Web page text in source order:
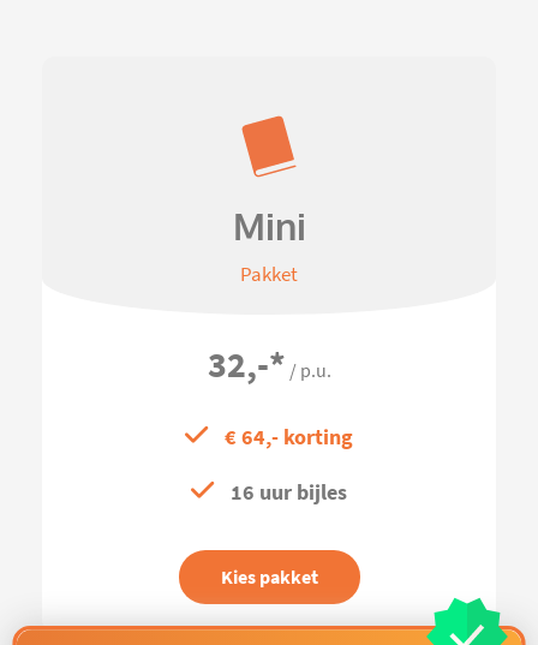
Mini
Pakket
32,-* / p.u.
€ 64,- korting
16 uur bijles
Kies pakket